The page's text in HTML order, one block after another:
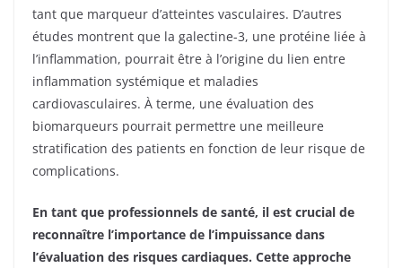
tant que marqueur d’atteintes vasculaires. D’autres
études montrent que la galectine-3, une protéine liée à
l’inflammation, pourrait être à l’origine du lien entre
inflammation systémique et maladies
cardiovasculaires. À terme, une évaluation des
biomarqueurs pourrait permettre une meilleure
stratification des patients en fonction de leur risque de
complications.
En tant que professionnels de santé, il est crucial de
reconnaître l’importance de l’impuissance dans
l’évaluation des risques cardiaques. Cette approche